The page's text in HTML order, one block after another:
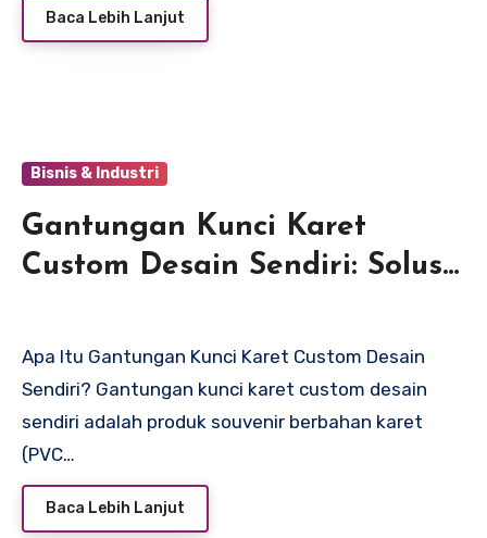
Baca Lebih Lanjut
Bisnis & Industri
Gantungan Kunci Karet
Custom Desain Sendiri: Solusi
Berkesan
Apa Itu Gantungan Kunci Karet Custom Desain
Sendiri? Gantungan kunci karet custom desain
sendiri adalah produk souvenir berbahan karet
(PVC…
Baca Lebih Lanjut